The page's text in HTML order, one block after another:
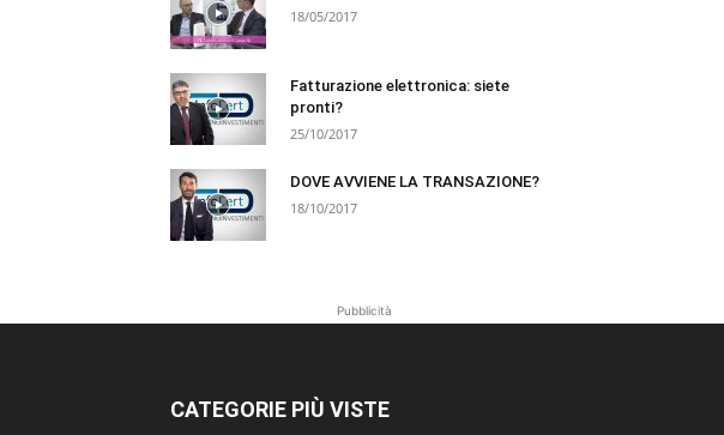
18/05/2017
Fatturazione elettronica: siete
pronti?
25/10/2017
DOVE AVVIENE LA TRANSAZIONE?
18/10/2017
Pubblicità
CATEGORIE PIÙ VISTE